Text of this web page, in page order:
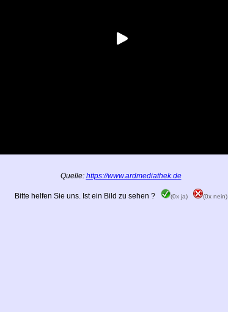
Quelle: https://www.ardmediathek.de
Bitte helfen Sie uns. Ist ein Bild zu sehen ? (0x ja) (0x nein)